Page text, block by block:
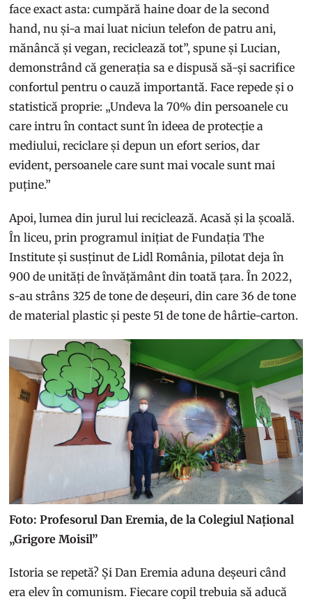
face exact asta: cumpără haine doar de la second
hand, nu și-a mai luat niciun telefon de patru ani,
mănâncă și vegan, reciclează tot”, spune și Lucian,
demonstrând că generația sa e dispusă să-și sacrifice
confortul pentru o cauză importantă. Face repede și o
statistică proprie: „Undeva la 70% din persoanele cu
care intru în contact sunt în ideea de protecție a
mediului, reciclare și depun un efort serios, dar
evident, persoanele care sunt mai vocale sunt mai
puține.”
Apoi, lumea din jurul lui reciclează. Acasă și la școală.
În liceu, prin programul inițiat de Fundația The
Institute și susținut de Lidl România, pilotat deja în
900 de unități de învățământ din toată țara. În 2022,
s-au strâns 325 de tone de deșeuri, din care 36 de tone
de material plastic și peste 51 de tone de hârtie-carton.
Foto: Profesorul Dan Eremia, de la Colegiul Național
„Grigore Moisil”
Istoria se repetă? Și Dan Eremia aduna deșeuri când
era elev în comunism. Fiecare copil trebuia să aducă